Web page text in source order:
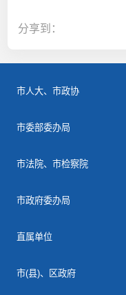
分享到：
市人大、市政协
市委部委办局
市法院、市检察院
市政府委办局
直属单位
市(县)、区政府